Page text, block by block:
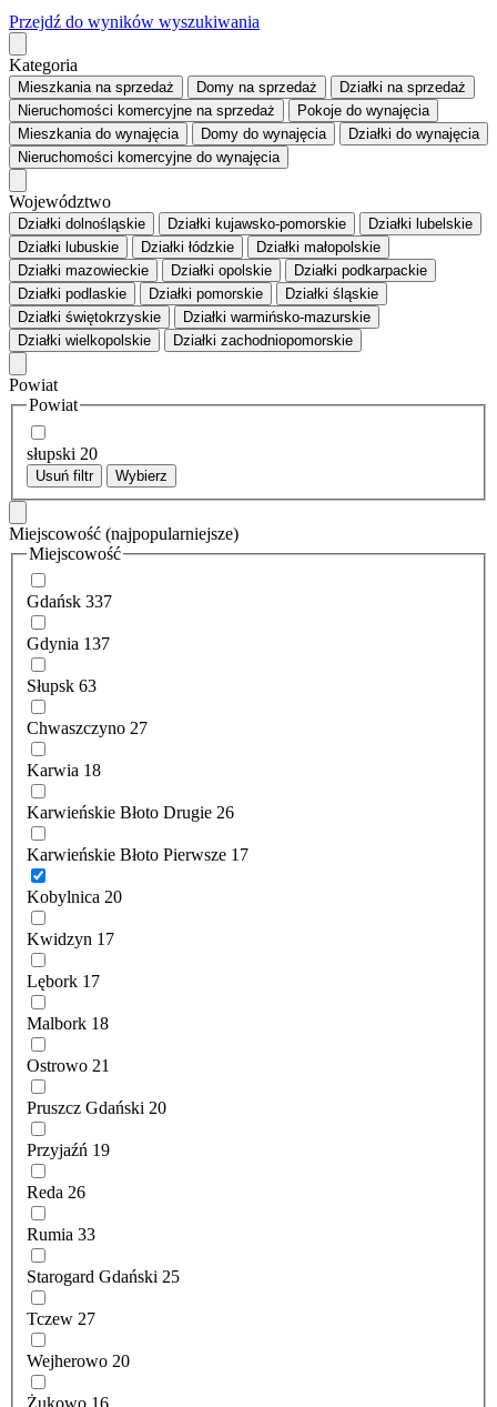
Przejdź do wyników wyszukiwania
Kategoria
Mieszkaniana sprzedaż Domy na sprzedaż Działki na sprzedaż
Nieruchomości komercyjne na sprzedaż Pokoje do wynajęcia
Mieszkaniado wynajęcia Domy do wynajęcia Działki do wynajęcia
Nieruchomości komercyjne do wynajęcia
Województwo
Działki dolnośląskie Działki kujawsko-pomorskie
Działki lubelskie
Działki lubuskie
Działki łódzkie
Działki małopolskie
Działki mazowieckie
Działki opolskie
Działki podkarpackie
Działki podlaskie
Działki pomorskie
Działki śląskie
Działki świętokrzyskie
Działki warmińsko-mazurskie
Działki wielkopolskie
Działki zachodniopomorskie
Powiat
Powiat
słupski 20
Usuń filtr Wybierz
Miejscowość (najpopularniejsze)
Miejscowość
Gdańsk 337
Gdynia 137
Słupsk 63
Chwaszczyno 27
Karwia 18
Karwieńskie Błoto Drugie 26
Karwieńskie Błoto Pierwsze 17
Kobylnica 20
Kwidzyn 17
Lębork 17
Malbork 18
Ostrowo 21
Pruszcz Gdański 20
Przyjaźń 19
Reda 26
Rumia 33
Starogard Gdański 25
Tczew 27
Wejherowo 20